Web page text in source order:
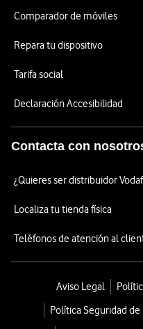
Comparador de móviles
Repara tu dispositivo
Tarifa social
Declaración Accesibilidad
Contacta con
¿Quieres ser distribuidor
Localiza tu tienda física
Teléfonos de atención al
Aviso Legal
Política Seguridad